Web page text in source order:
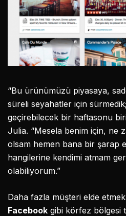
“Bu ürünümüzü piyasaya,
süreli seyahatler için
geçirebilecek bir haftasonu
Julia. “Mesela benim için, ne
olsam hemen bana bir şarap
hangilerine kendimi atmam
olabiliyorum.”
Daha fazla müşteri elde
Facebook gibi körfez bölgesi